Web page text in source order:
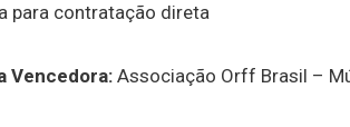
para contratação direta
Vencedora:Associação Orff Brasil –